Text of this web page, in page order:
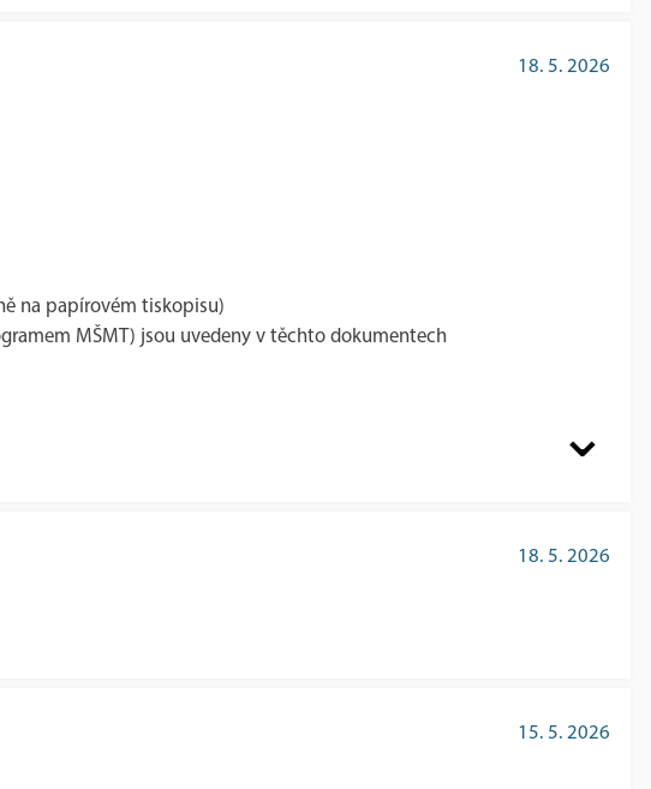
18. 5. 2026
na papírovém tiskopisu)
MŠMT) jsou uvedeny v těchto dokumentech
18. 5. 2026
15. 5. 2026